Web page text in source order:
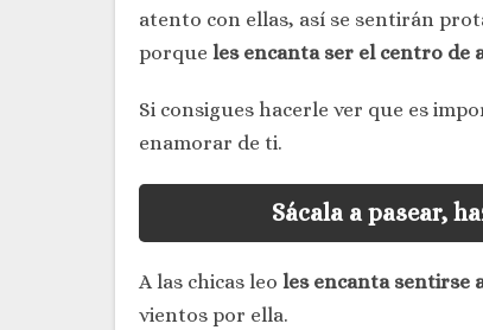
atento con ellas, así se sentirán
porque les encanta ser el centro de
Si consigues hacerle ver que es
enamorar de ti.
Sácala a pasear,
A las chicas leo les encanta sentirse
vientos por ella.